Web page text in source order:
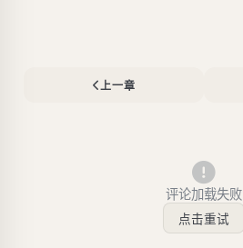
上一章
评论加载失败
点击重试